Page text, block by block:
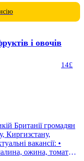
і овочів
14£
Британії громадян
Киргизстану,
ожина, томати,